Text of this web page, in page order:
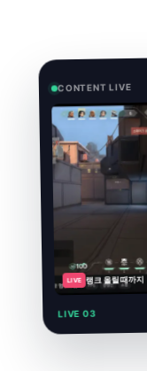
CONTENT LIVE
LIVE 랭크 올릴 때까지
LIVE 03